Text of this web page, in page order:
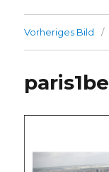
Vorheriges Bild
paris1be